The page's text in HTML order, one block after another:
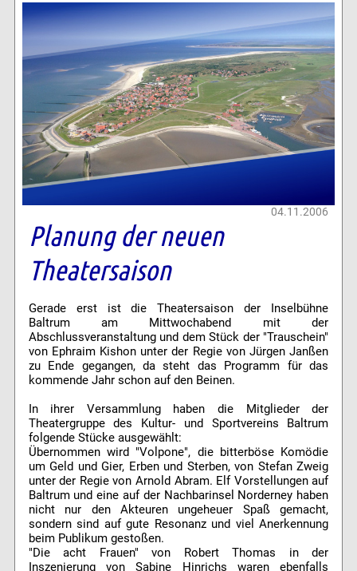
04.11.2006
Planung der neuen
Theatersaison
Gerade erst ist die Theatersaison der Inselbühne
Baltrum am Mittwochabend mit der
Abschlussveranstaltung und dem Stück der "Trauschein"
von Ephraim Kishon unter der Regie von Jürgen Janßen
zu Ende gegangen, da steht das Programm für das
kommende Jahr schon auf den Beinen.
In ihrer Versammlung haben die Mitglieder der
Theatergruppe des Kultur- und Sportvereins Baltrum
folgende Stücke ausgewählt:
Übernommen wird "Volpone", die bitterböse Komödie
um Geld und Gier, Erben und Sterben, von Stefan Zweig
unter der Regie von Arnold Abram. Elf Vorstellungen auf
Baltrum und eine auf der Nachbarinsel Norderney haben
nicht nur den Akteuren ungeheuer Spaß gemacht,
sondern sind auf gute Resonanz und viel Anerkennung
beim Publikum gestoßen.
"Die acht Frauen" von Robert Thomas in der
Inszenierung von Sabine Hinrichs waren ebenfalls